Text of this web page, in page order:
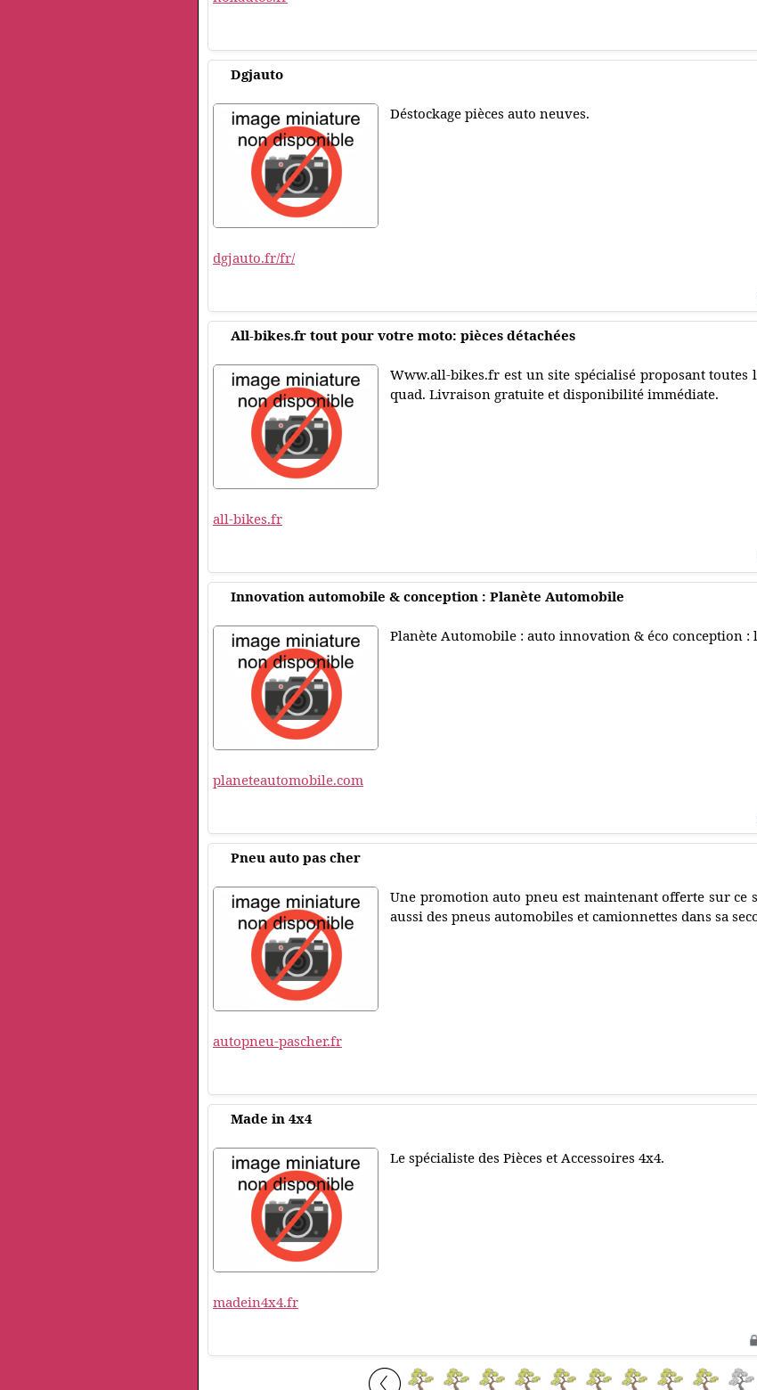
Dgjauto
Déstockage pièces auto neuves.
dgjauto.fr/fr/
All-bikes.fr tout pour votre moto: pièces détachées
Www.all-bikes.fr est un site spécialisé proposant toutes
quad. Livraison gratuite et disponibilité immédiate.
all-bikes.fr
Innovation automobile & conception : Planète Automobile
Planète Automobile : auto innovation & éco conception :
planeteautomobile.com
Pneu auto pas cher
Une promotion auto pneu est maintenant offerte sur ce
aussi des pneus automobiles et camionnettes dans sa
autopneu-pascher.fr
Made in 4x4
Le spécialiste des Pièces et Accessoires 4x4.
madein4x4.fr